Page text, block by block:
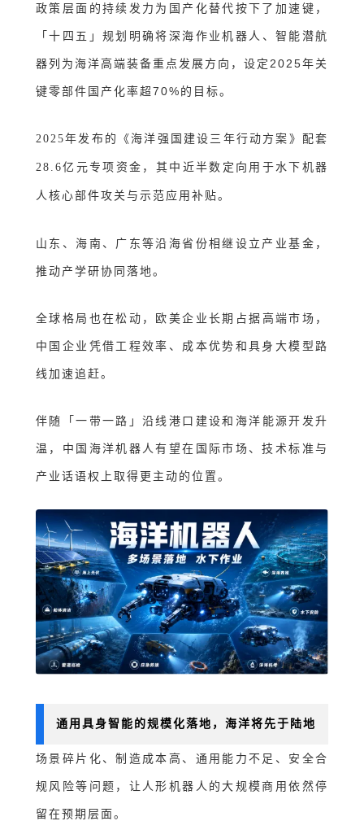
政策层面的持续发力为国产化替代按下了加速键 ，
「十四五 」 规划明确将深海作业机器人、智能潜航
器列为海洋高端装备重点发展方向，设定2025年关
键零部件国产化率超70%的目标。
2025年发布的《海洋强国建设三年行动方案》配套
28.6亿元专项资金，其中近半数定向用于水下机器
人核心部件攻关与示范应用补贴。
山东、海南、广东等沿海省份相继设立产业基金，
推动产学研协同落地。
全球格局也在松动 ， 欧美企业长期占据高端市场，
中国企业凭借工程效率、成本优势和具身大模型路
线加速追赶。
伴随 「一带一路 」沿线港口建设和海洋能源开发升
温，中国海洋机器人有望在国际市场、技术标准与
产业话语权上取得更主动的位置。
通用具身智能的规模化落地，海洋将先于陆地
场景碎片化、制造成本高、通用能力不足、安全合
规风险等问题，让人形机器人的大规模商用依然停
留在预期层面。